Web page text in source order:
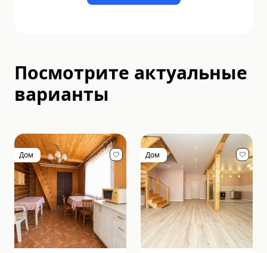
Посмотрите актуальные
варианты
Дом Дом